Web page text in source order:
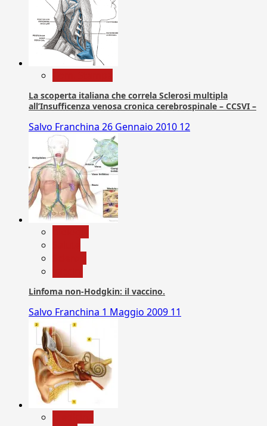
La scoperta italiana che correla Sclerosi multipla
all’Insufficenza venosa cronica cerebrospinale – CCSVI –
Salvo Franchina 26 Gennaio 2010 12
Linfoma non-Hodgkin: il vaccino.
Salvo Franchina 1 Maggio 2009 11